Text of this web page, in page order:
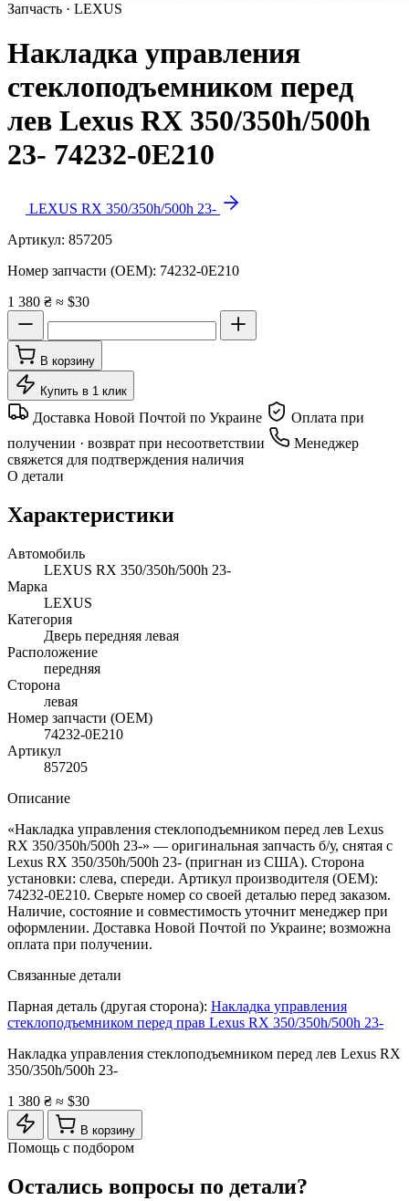
Запчасть · LEXUS
Накладка управления
стеклоподъемником перед
лев Lexus RX 350/350h/500h
23- 74232-0E210
LEXUS RX 350/350h/500h 23-
Артикул: 857205
Номер запчасти (OEM): 74232-0E210
1 380 ₴ ≈ $30
В корзину
Купить в 1 клик
Доставка Новой Почтой по Украине
Оплата при
получении · возврат при несоответствии
Менеджер
свяжется для подтверждения наличия
О детали
Характеристики
Автомобиль
LEXUS RX 350/350h/500h 23-
Марка
LEXUS
Категория
Дверь передняя левая
Расположение
передняя
Сторона
левая
Номер запчасти (OEM)
74232-0E210
Артикул
857205
Описание
«Накладка управления стеклоподъемником перед лев Lexus
RX 350/350h/500h 23-» — оригинальная запчасть б/у, снятая с
Lexus RX 350/350h/500h 23- (пригнан из США). Сторона
установки: слева, спереди. Артикул производителя (OEM):
74232-0E210. Сверьте номер со своей деталью перед заказом.
Наличие, состояние и совместимость уточнит менеджер при
оформлении. Доставка Новой Почтой по Украине; возможна
оплата при получении.
Связанные детали
Парная деталь (другая сторона): Накладка управления
стеклоподъемником перед прав Lexus RX 350/350h/500h 23-
Накладка управления стеклоподъемником перед лев Lexus RX
350/350h/500h 23-
1 380 ₴ ≈ $30
В корзину
Помощь с подбором
Остались вопросы по детали?